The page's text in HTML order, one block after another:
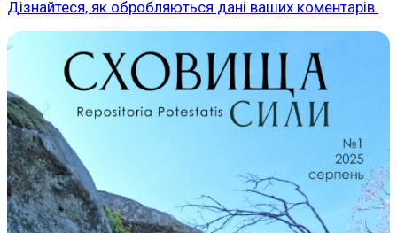
Дізнайтеся, як обробляються дані ваших коментарів.